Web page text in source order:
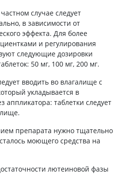
случае следует
в зависимости от
эффекта. Для более
и регулирования
следующие дозировки
50 мг, 100 мг, 200 мг.
вводить во влагалище с
укладывается в
аппликатора: таблетки следует
препарата нужно тщательно
моющего средства на
лютеиновой фазы